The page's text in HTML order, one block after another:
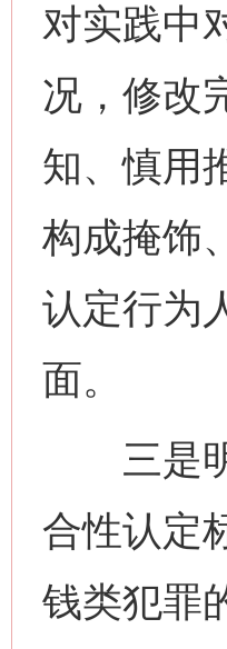
对实践中
况，修改
知、慎用
构成掩饰
认定行为
面。
三是明
合性认定
钱类犯罪